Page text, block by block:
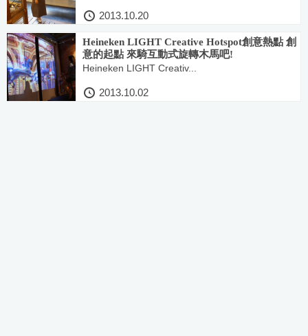
2013.10.20
Heineken LIGHT Creative Hotspot創意熱點 創
意的起點 來騎互動式旋轉木馬吧!
Heineken LIGHT Creativ...
2013.10.02